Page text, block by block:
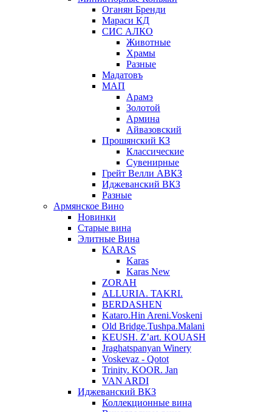
Оганян Бренди
Мараси КД
СИС АЛКО
Животные
Храмы
Разные
Мадатовъ
МАП
Арамэ
Золотой
Армина
Айвазовский
Прошянский КЗ
Классические
Сувенирные
Грейт Велли АВКЗ
Иджеванский ВКЗ
Разные
Армянское Вино
Новинки
Старые вина
Элитные Вина
KARAS
Karas
Karas New
ZORAH
ALLURIA. TAKRI.
BERDASHEN
Kataro.Hin Areni.Voskeni
Old Bridge.Tushpa.Malani
KEUSH. Z’art. KOUASH
Jraghatspanyan Winery
Voskevaz - Qotot
Trinity. KOOR. Jan
VAN ARDI
Иджеванский ВКЗ
Коллекционные вина